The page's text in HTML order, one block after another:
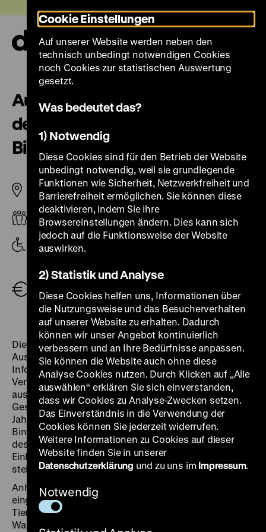
zum
Seiteninhalt
springen
Audioführung „Natur und
deutsche Geschichte. Glaube –
Biologie – Macht“
Pei-Bau
Barrierefrei, Erwachsene
Angebot mit Objektbeschreibung
Hörführung (pro Person, zzgl. Eintritt)
Hörführung Familienpreis (max. 4 Geräte: 2
Erwachsene, 2 Kinder/Jugendliche, zzgl. Eintritt)
6,00 €
Die Hörführung bietet in einem Rundgang durch alle
Ausstellungsräume zu ausgewählten Objekten
Informationen, Blicke hinter die Kulissen und
Vertiefungsmöglichkeiten. Vorgestellt werden in
ausgewählten Beispielen die Beziehungen zwischen
Gesellschaften und ihren Naturvorstellungen in 800
Jahren deutscher Geschichte: von Hildegard von
Bingen bis zur Anti-Atomkraft-Bewegung. Mitglieder
des Ausstellungsteams gewähren zudem spannende
Einblicke in die Konzeption und Gestaltung oder
stellen eines ihrer Lieblingsobjekte vor.
Anhand von 22 historischen Beispielen, jeweils
eingeleitet durch Abbildungen einer Pflanze oder eines
Tieres, zeigt die Ausstellung die überraschenden
Wandlungen des Naturverständnisses. Gemälde,
Cookie Einstellungen
Auf unserer Website werden neben den
technisch unbedingt notwendigen Cookies
noch Cookies zur statistischen Auswertung
gesetzt.
Was bedeutet das?
1) Notwendig
Diese Cookies sind für den Betrieb der Website
unbedingt notwendig, weil sie grundlegende
Funktionen wie Sicherheit, Netzwerkfreiheit und
Barrierefreiheit ermöglichen. Sie können diese
deaktivieren, indem Sie ihre
Browsereinstellungen ändern. Dies kann sich
jedoch auf die Funktionsweise der Website
auswirken.
2) Statistik und Analyse
Diese Cookies helfen uns, Informationen über
die Nutzungsweise und das Besucherverhalten
auf unserer Website zu erhalten. Dadurch
können wir unser Angebot kontinuierlich
verbessern und an Ihre Bedürfnisse anpassen.
Sie können die Website auch ohne diese
Analyse Cookies nutzen. Durch Klicken auf „Alle
auswählen“ erklären Sie sich einverstanden,
dass wir Cookies zu Analyse-Zwecken setzen.
Das Einverständnis in die Verwendung der
Cookies können Sie jederzeit widerrufen.
Weitere Informationen zu Cookies auf dieser
Website finden Sie in unserer
Datenschutzerklärung und zu uns im Impressum.
Notwendig